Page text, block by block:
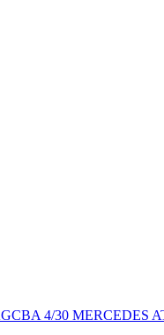
GCBA 4/30 MERCEDES